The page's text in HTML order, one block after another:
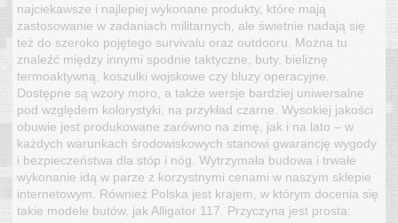
najciekawsze i najlepiej wykonane produkty, które mają
zastosowanie w zadaniach militarnych, ale świetnie nadają się
też do szeroko pojętego survivalu oraz outdooru. Można tu
znaleźć między innymi spodnie taktyczne, buty, bieliznę
termoaktywną, koszulki wojskowe czy bluzy operacyjne.
Dostępne są wzory moro, a także wersje bardziej uniwersalne
pod względem kolorystyki, na przykład czarne. Wysokiej jakości
obuwie jest produkowane zarówno na zimę, jak i na lato – w
każdych warunkach środowiskowych stanowi gwarancję wygody
i bezpieczeństwa dla stóp i nóg. Wytrzymała budowa i trwałe
wykonanie idą w parze z korzystnymi cenami w naszym sklepie
internetowym. Również Polska jest krajem, w którym docenia się
takie modele butów, jak Alligator 117. Przyczyna jest prosta: